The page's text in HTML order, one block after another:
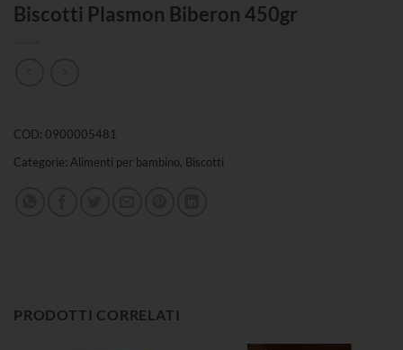
Biscotti Plasmon Biberon 450gr
COD: 0900005481
Categorie: Alimenti per bambino, Biscotti
PRODOTTI CORRELATI